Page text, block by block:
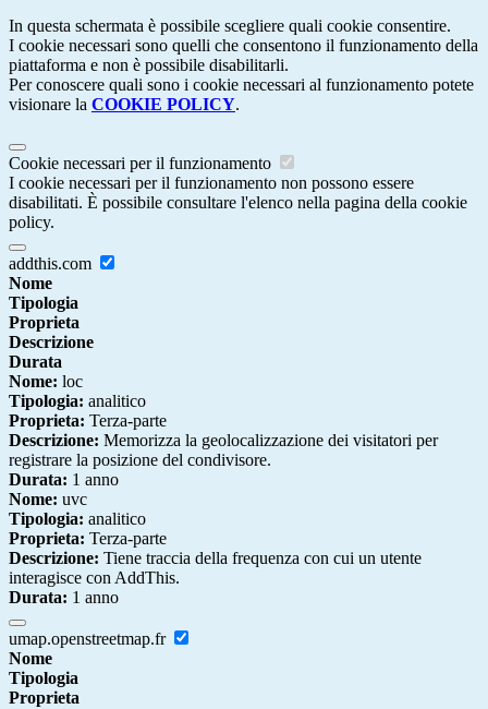
In questa schermata è possibile scegliere quali cookie consentire.
I cookie necessari sono quelli che consentono il funzionamento della
piattaforma e non è possibile disabilitarli.
Per conoscere quali sono i cookie necessari al funzionamento potete
visionare la COOKIE POLICY.
Cookie necessari per il funzionamento
I cookie necessari per il funzionamento non possono essere
disabilitati. È possibile consultare l'elenco nella pagina della cookie
policy.
addthis.com
Nome
Tipologia
Proprieta
Descrizione
Durata
Nome: loc
Tipologia: analitico
Proprieta: Terza-parte
Descrizione: Memorizza la geolocalizzazione dei visitatori per
registrare la posizione del condivisore.
Durata: 1 anno
Nome: uvc
Tipologia: analitico
Proprieta: Terza-parte
Descrizione: Tiene traccia della frequenza con cui un utente
interagisce con AddThis.
Durata: 1 anno
umap.openstreetmap.fr
Nome
Tipologia
Proprieta